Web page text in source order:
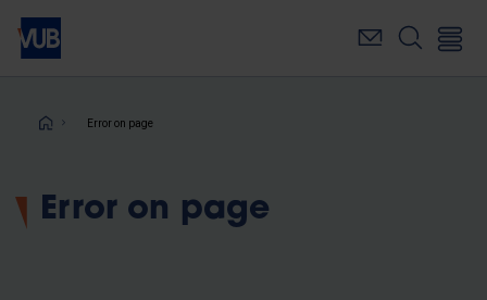
Skip
main
Breadcrumb
Error on page
Error on page